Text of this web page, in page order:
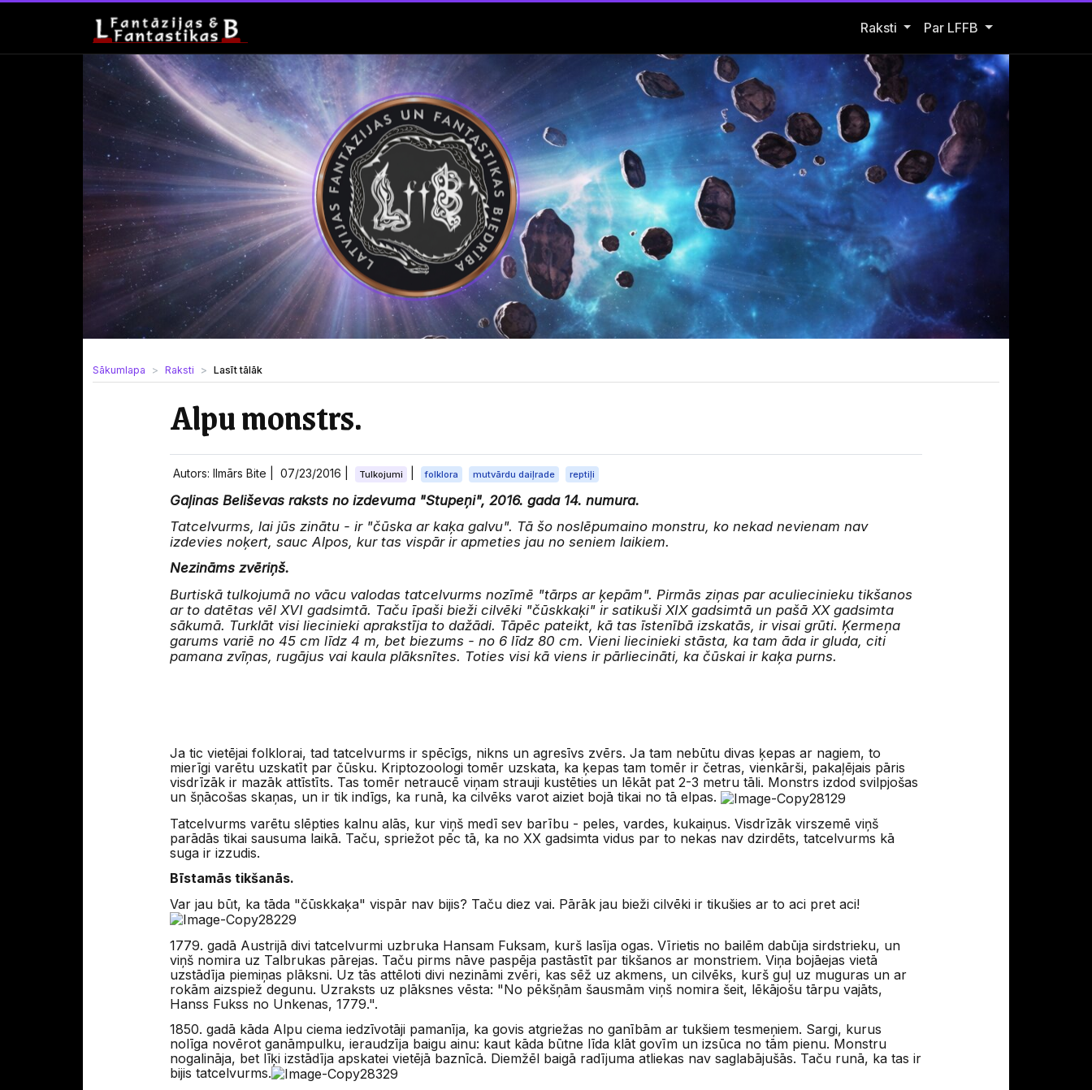
Raksti Open Raksti submenu
Par LFFB
Sākumlapa Raksti Lasīt tālāk
Alpu monstrs.
Autors: Ilmārs Bite | 07/23/2016 Tulkojumi folklora mutvārdu daiļrade reptiļi
Gaļinas Beliševas raksts no izdevuma "Stupeņi", 2016. gada 14. numura.
Tatcelvurms, lai jūs zinātu - ir "čūska ar kaķa galvu". Tā šo noslēpumaino monstru, ko nekad nevienam nav
izdevies noķert, sauc Alpos, kur tas vispār ir apmeties jau no seniem laikiem.
Nezināms zvēriņš.
Burtiskā tulkojumā no vācu valodas tatcelvurms nozīmē "tārps ar ķepām". Pirmās ziņas par aculiecinieku tikšanos
ar to datētas vēl XVI gadsimtā. Taču īpaši bieži cilvēki "čūskkaķi" ir satikuši XIX gadsimtā un pašā XX gadsimta
sākumā. Turklāt visi liecinieki aprakstīja to dažādi. Tāpēc pateikt, kā tas īstenībā izskatās, ir visai grūti. Ķermeņa
garums variē no 45 cm līdz 4 m, bet biezums - no 6 līdz 80 cm. Vieni liecinieki stāsta, ka tam āda ir gluda, citi
pamana zvīņas, rugājus vai kaula plāksnītes. Toties visi kā viens ir pārliecināti, ka čūskai ir kaķa purns.
Ja tic vietējai folklorai, tad tatcelvurms ir spēcīgs, nikns un agresīvs zvērs. Ja tam nebūtu divas ķepas ar nagiem, to
mierīgi varētu uzskatīt par čūsku. Kriptozoologi tomēr uzskata, ka ķepas tam tomēr ir četras, vienkārši, pakaļējais pāris
visdrīzāk ir mazāk attīstīts. Tas tomēr netraucē viņam strauji kustēties un lēkāt pat 2-3 metru tāli. Monstrs izdod svilpjošas
un šņācošas skaņas, un ir tik indīgs, ka runā, ka cilvēks varot aiziet bojā tikai no tā elpas.
Tatcelvurms varētu slēpties kalnu alās, kur viņš medī sev barību - peles, vardes, kukaiņus. Visdrīzāk virszemē viņš
parādās tikai sausuma laikā. Taču, spriežot pēc tā, ka no XX gadsimta vidus par to nekas nav dzirdēts, tatcelvurms kā
suga ir izzudis.
Bīstamās tikšanās.
Var jau būt, ka tāda "čūskkaķa" vispār nav bijis? Taču diez vai. Pārāk jau bieži cilvēki ir tikušies ar to aci pret aci!
1779. gadā Austrijā divi tatcelvurmi uzbruka Hansam Fuksam, kurš lasīja ogas. Vīrietis no bailēm dabūja sirdstrieku, un
viņš nomira uz Talbrukas pārejas. Taču pirms nāve paspēja pastāstīt par tikšanos ar monstriem. Viņa bojāejas vietā
uzstādīja piemiņas plāksni. Uz tās attēloti divi nezināmi zvēri, kas sēž uz akmens, un cilvēks, kurš guļ uz muguras un ar
rokām aizspiež degunu. Uzraksts uz plāksnes vēsta: "No pēkšņām šausmām viņš nomira šeit, lēkājošu tārpu vajāts,
Hanss Fukss no Unkenas, 1779.".
1850. gadā kāda Alpu ciema iedzīvotāji pamanīja, ka govis atgriežas no ganībām ar tukšiem tesmeņiem. Sargi, kurus
nolīga novērot ganāmpulku, ieraudzīja baigu ainu: kaut kāda būtne līda klāt govīm un izsūca no tām pienu. Monstru
nogalināja, bet līķi izstādīja apskatei vietējā baznīcā. Diemžēl baigā radījuma atliekas nav saglabājušās. Taču runā, ka tas ir
bijis tatcelvurms.